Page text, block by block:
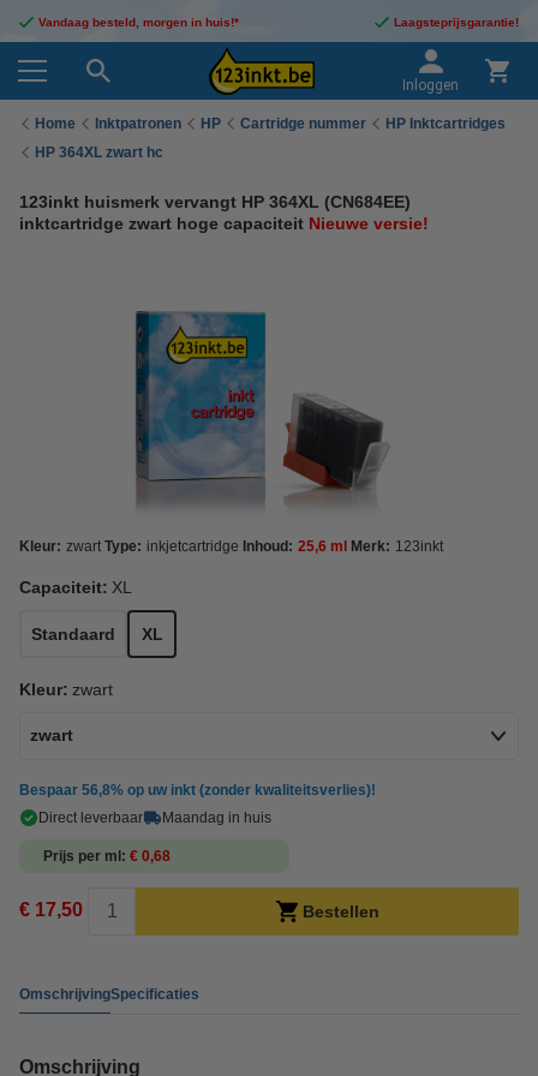
Vandaag besteld, morgen in huis!* Laagsteprijsgarantie!
Inloggen
Home Inktpatronen HP Cartridge nummer
HP Inktcartridges
HP 364XL zwart hc
123inkt huismerk vervangt HP 364XL (CN684EE)
inktcartridge zwart hoge capaciteit Nieuwe versie!
Kleur: zwart Type: inkjetcartridge Inhoud: 25,6 ml Merk: 123inkt
Capaciteit: XL
Standaard XL
Kleur: zwart
zwart
Bespaar 56,8% op uw inkt (zonder kwaliteitsverlies)!
Direct leverbaar
Maandag in huis
Prijs per ml € 0,68
€ 17,50 Bestellen
OmschrijvingSpecificaties
Omschrijving